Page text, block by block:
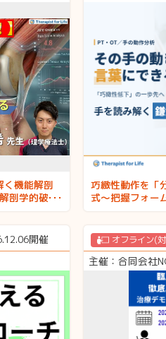
く機能解剖
剖学的破綻
生
巧緻性動作を「
式〜把握フォー
解く〜 講師：
開催
オフライン(
主催：合同会社